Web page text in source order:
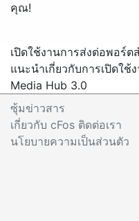
คุณ!
เปิดใช้งานการส่งต่อพอร์
แนะนำเกี่ยวกับการเปิดใ
Media Hub 3.0
ซุ้มข่าวสาร
เกี่ยวกับ cFos ติดต่อเรา
นโยบายความเป็นส่วนตัว